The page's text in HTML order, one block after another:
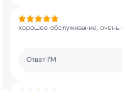
хорошее обслуживание, очень
Ответ I’M